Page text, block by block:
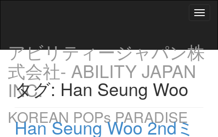
アビリティージャパン株
式会社- ABILITY JAPAN
INC.
KOREAN POPs PARADISE
タグ: Han Seung Woo
Han Seung Woo 2ndミ